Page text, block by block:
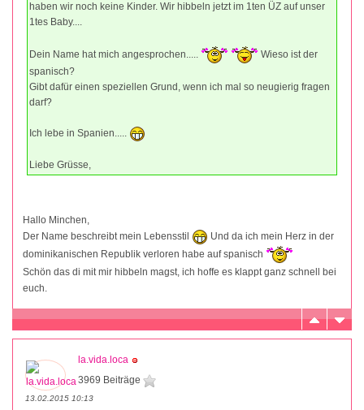
haben wir noch keine Kinder. Wir hibbeln jetzt im 1ten ÜZ auf unser
1tes Baby....
Dein Name hat mich angesprochen.....
Wieso ist der
spanisch?
Gibt dafür einen speziellen Grund, wenn ich mal so neugierig fragen
darf?
Ich lebe in Spanien.....
Liebe Grüsse,
Hallo Minchen,
Der Name beschreibt mein Lebensstil
Und da ich mein Herz in der
dominikanischen Republik verloren habe auf spanisch
Schön das di mit mir hibbeln magst, ich hoffe es klappt ganz schnell bei
euch.
la.vida.loca
3969 Beiträge
13.02.2015 10:13